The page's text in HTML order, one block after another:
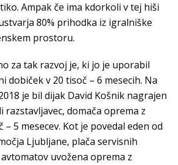
Ampak če ima kdorkoli v tej hiši
80% prihodka iz igralniške
prostoru.
za tak razvoj je, ki jo je uporabil
dobiček v 20 tisoč – 6 mesecih. Na
je bil dijak David Košnik nagrajen
razstavljavec, domača oprema z
5 mesecev. Kot je povedal eden od
Ljubljane, plača servisnih
uvožena oprema z